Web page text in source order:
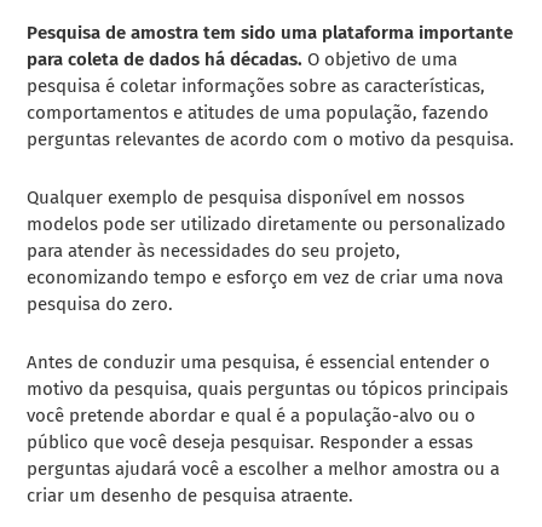
Pesquisa de amostra tem sido uma plataforma importante
para coleta de dados há décadas. O objetivo de uma
pesquisa é coletar informações sobre as características,
comportamentos e atitudes de uma população, fazendo
perguntas relevantes de acordo com o motivo da pesquisa.
Qualquer exemplo de pesquisa disponível em nossos
modelos pode ser utilizado diretamente ou personalizado
para atender às necessidades do seu projeto,
economizando tempo e esforço em vez de criar uma nova
pesquisa do zero.
Antes de conduzir uma pesquisa, é essencial entender o
motivo da pesquisa, quais perguntas ou tópicos principais
você pretende abordar e qual é a população-alvo ou o
público que você deseja pesquisar. Responder a essas
perguntas ajudará você a escolher a melhor amostra ou a
criar um desenho de pesquisa atraente.